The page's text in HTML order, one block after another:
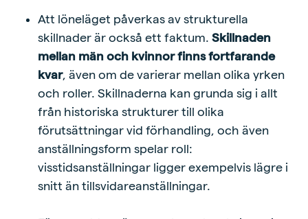
Att löneläget påverkas av strukturella
skillnader är också ett faktum. Skillnaden
mellan män och kvinnor finns fortfarande
kvar, även om de varierar mellan olika yrken
och roller. Skillnaderna kan grunda sig i allt
från historiska strukturer till olika
förutsättningar vid förhandling, och även
anställningsform spelar roll:
visstidsanställningar ligger exempelvis lägre i
snitt än tillsvidareanställningar.